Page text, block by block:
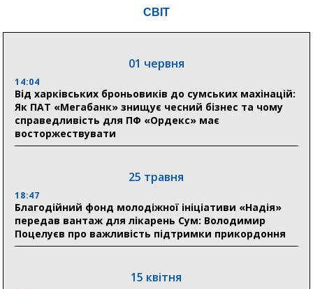
УЗД та обладнання від партнерів із Німеччини
укриття та енергетичну підтримку для Сумської
громади
9:15
Понад 8 мільйонів книжок згоріли. Як допомогти
«Ранку» та іншим видавництвам відновитися
04 серпня
20:41
Пенсійний фонд Сумщини спрямував 0,2 млрд грн
на пенсії, страхові виплати та підтримку
прифронтових громад
03 серпня
СВІТ
01 червня
14:04
Від харківських броньовиків до сумських махінацій:
Як ПАТ «Мегабанк» знищує чесний бізнес та чому
справедливість для ПФ «Ордекс» має
восторжествувати
25 травня
18:47
Благодійний фонд молодіжної ініціативи «Надія»
передав вантаж для лікарень Сум: Володимир
Поцелуєв про важливість підтримки прикордоння
15 квітня